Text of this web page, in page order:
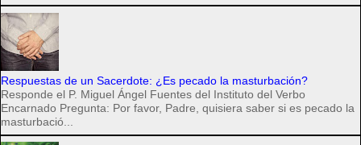
Respuestas de un Sacerdote: ¿Es pecado la masturbación?
Responde el P. Miguel Ángel Fuentes del Instituto del Verbo
Encarnado Pregunta: Por favor, Padre, quisiera saber si es pecado la
masturbació...